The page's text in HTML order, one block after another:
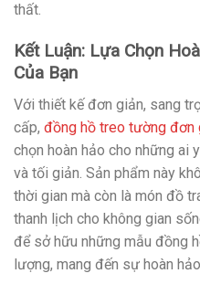
thất.
Kết Luận: Lựa Chọn
Của Bạn
Với thiết kế đơn giản, sang
cấp, đồng hồ treo tường đơn
chọn hoàn hảo cho những ai
và tối giản. Sản phẩm này
thời gian mà còn là món đồ
thanh lịch cho không gian
để sở hữu những mẫu đồng
lượng, mang đến sự hoàn